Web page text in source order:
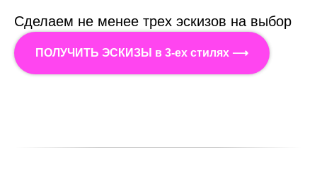
Сделаем не менее трех эскизов на выбор
ПОЛУЧИТЬ ЭСКИЗЫ в 3-ех стилях ⟶